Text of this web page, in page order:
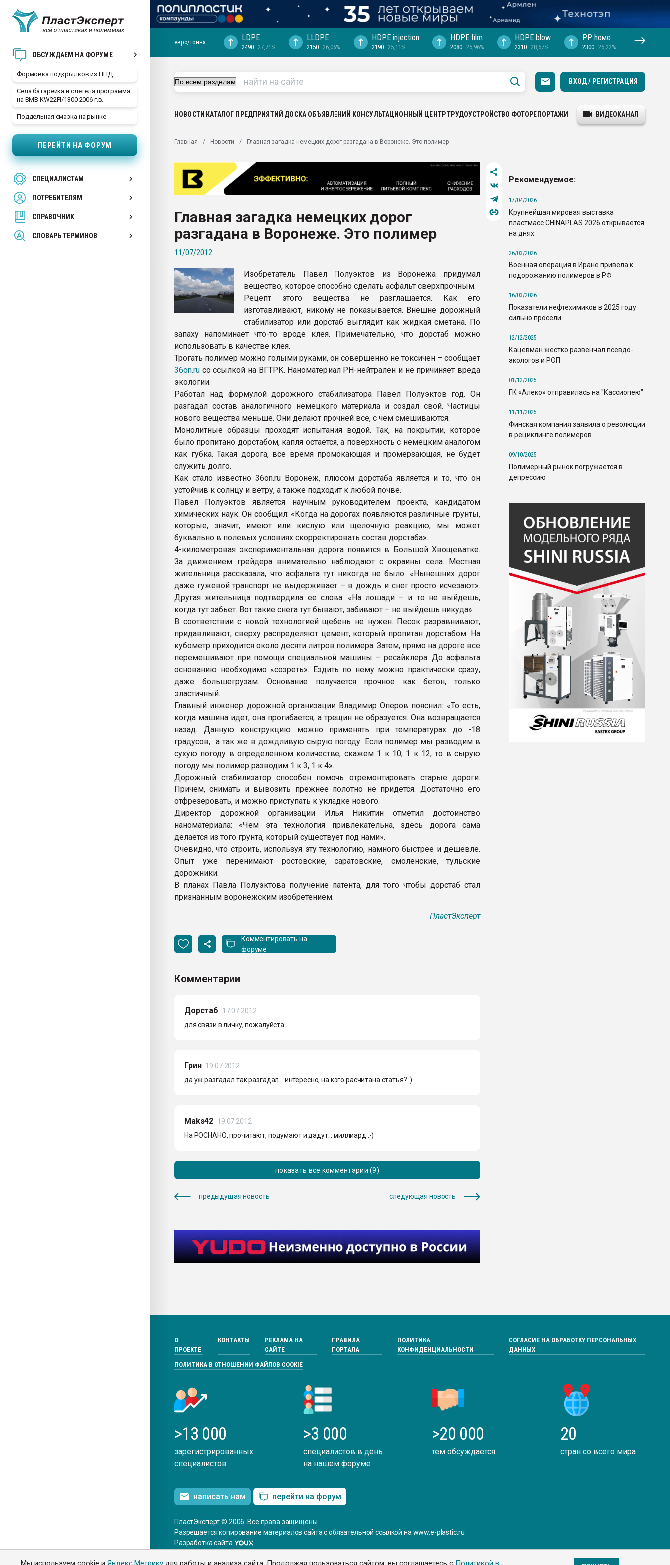
Мы используем cookie иЯндекс.Метрику для работы и анализа сайта. Продолжая пользоваться сайтом, вы соглашаетесь с Политикой в
ОБСУЖДАЕМ НА ФОРУМЕ
Формовка подкрылков из ПНД
Села батарейка и слетела программа
на BMB KW22PI/1300 2006 г.в.
Поддельная смазка на рынке
ПЕРЕЙТИ НА ФОРУМ
СПЕЦИАЛИСТАМ
ПОТРЕБИТЕЛЯМ
СПРАВОЧНИК
СЛОВАРЬ ТЕРМИНОВ
29.07.2026 ФРП помог "Ижевскому
Вакуум-формовочные машины:
28.07.2026 Автоматизация выходит на
первый план в переработке
пластмасс
ситуацией на строительном рынке
Всё, что касается выдува ПЭТ
бутылок
ПЕРЕЙТИ НА ФОРУМ
евро/тонна LDPE
2490 27,71%
LLDPE
2150 26,05%
HDPE injection
2190 25,11%
HDPE film
2080 25,96%
HDPE blow
2310 28,57%
PP hомо
2300 25,22%
ВХОД / РЕГИСТРАЦИЯ
НОВОСТИ КАТАЛОГ ПРЕДПРИЯТИЙ ДОСКА ОБЪЯВЛЕНИЙ КОНСУЛЬТАЦИОННЫЙ ЦЕНТРТРУДОУСТРОЙСТВО ФОТОРЕПОРТАЖИ ВИДЕОКАНАЛ
Главная Новости Главная загадка немецких дорог разгадана в Воронеже. Это полимер
Главная загадка немецких дорог
разгадана в Воронеже. Это полимер
11/07/2012
Изобретатель Павел Полуэктов из Воронежа придумал
вещество, которое способно сделать асфальт сверхпрочным.
Рецепт этого вещества не разглашается. Как его
изготавливают, никому не показывается. Внешне дорожный
стабилизатор или дорстаб выглядит как жидкая сметана. По
запаху напоминает что-то вроде клея. Примечательно, что дорстаб можно
использовать в качестве клея.
Трогать полимер можно голыми руками, он совершенно не токсичен – сообщает
36on.ru со ссылкой на ВГТРК. Наноматериал РН-нейтрален и не причиняет вреда
экологии.
Работал над формулой дорожного стабилизатора Павел Полуэктов год. Он
разгадал состав аналогичного немецкого материала и создал свой. Частицы
нового вещества меньше. Они делают прочней все, с чем смешиваются.
Монолитные образцы проходят испытания водой. Так, на покрытии, которое
было пропитано дорстабом, капля остается, а поверхность с немецким аналогом
как губка. Такая дорога, все время промокающая и промерзающая, не будет
служить долго.
Как стало известно 36on.ru Воронеж, плюсом дорстаба является и то, что он
устойчив к солнцу и ветру, а также подходит к любой почве.
Павел Полуэктов является научным руководителем проекта, кандидатом
химических наук. Он сообщил: «Когда на дорогах появляются различные грунты,
которые, значит, имеют или кислую или щелочную реакцию, мы может
буквально в полевых условиях скорректировать состав дорстаба».
4-километровая экспериментальная дорога появится в Большой Хвощеватке.
За движением грейдера внимательно наблюдают с окраины села. Местная
жительница рассказала, что асфальта тут никогда не было. «Нынешних дорог
даже гужевой транспорт не выдерживает – в дождь и снег просто исчезают».
Другая жительница подтвердила ее слова: «На лошади – и то не выйдешь,
когда тут забьет. Вот такие снега тут бывают, забивают – не выйдешь никуда».
В соответствии с новой технологией щебень не нужен. Песок разравнивают,
придавливают, сверху распределяют цемент, который пропитан дорстабом. На
кубометр приходится около десяти литров полимера. Затем, прямо на дороге все
перемешивают при помощи специальной машины – ресайклера. До асфальта
основанию необходимо «созреть». Ездить по нему можно практически сразу,
даже большегрузам. Основание получается прочное как бетон, только
эластичный.
Главный инженер дорожной организации Владимир Оперов пояснил: «То есть,
когда машина идет, она прогибается, а трещин не образуется. Она возвращается
назад. Данную конструкцию можно применять при температурах до -18
градусов, а так же в дождливую сырую погоду. Если полимер мы разводим в
сухую погоду в определенном количестве, скажем 1 к 10, 1 к 12, то в сырую
погоду мы полимер разводим 1 к 3, 1 к 4».
Дорожный стабилизатор способен помочь отремонтировать старые дороги.
Причем, снимать и вывозить прежнее полотно не придется. Достаточно его
отфрезеровать, и можно приступать к укладке нового.
Директор дорожной организации Илья Никитин отметил достоинство
наноматериала: «Чем эта технология привлекательна, здесь дорога сама
делается из того грунта, который существует под нами».
Очевидно, что строить, используя эту технологию, намного быстрее и дешевле.
Опыт уже перенимают ростовские, саратовские, смоленские, тульские
дорожники.
В планах Павла Полуэктова получение патента, для того чтобы дорстаб стал
признанным воронежским изобретением.
ПластЭксперт
Комментировать на
форуме
Комментарии
Дорстаб
17.07.2012
для связи в личку, пожалуйста...
Грин 19.07.2012
да уж разгадал так разгадал... интересно, на кого расчитана статья? :)
Maks42 19.07.2012
На РОСНАНО, прочитают, подумают и дадут... миллиард :-)
показать все комментарии (9)
предыдущая новость следующая новость
Рекомендуемое:
17/04/2026
Крупнейшая мировая выставка
пластмасс CHINAPLAS 2026 открывается
на днях
26/03/2026
Военная операция в Иране привела к
подорожанию полимеров в РФ
16/03/2026
Показатели нефтехимиков в 2025 году
сильно просели
12/12/2025
Кацевман жестко развенчал псевдо-
экологов и РОП
01/12/2025
ГК «Алеко» отправилась на "Кассиопею"
11/11/2025
Финская компания заявила о революции
в рециклинге полимеров
09/10/2025
Полимерный рынок погружается в
депрессию
О
ПРОЕКТЕ
КОНТАКТЫ
РЕКЛАМА НА
САЙТЕ
ПРАВИЛА
ПОРТАЛА
ПОЛИТИКА
КОНФИДЕНЦИАЛЬНОСТИ
СОГЛАСИЕ НА ОБРАБОТКУ ПЕРСОНАЛЬНЫХ
ДАННЫХ
ПОЛИТИКА В ОТНОШЕНИИ ФАЙЛОВ COOKIE
>13 000
зарегистрированных
специалистов
>3 000
специалистов в день
на нашем форуме
>20 000
тем обсуждается
20
стран со всего мира
написать нам перейти на форум
ПластЭксперт © 2006. Все права защищены
Разрешается копирование материалов сайта с обязательной ссылкой на www.e-plastic.ru
Разработка сайта